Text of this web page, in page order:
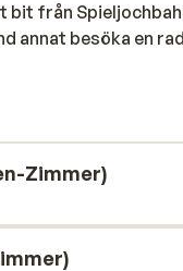
från
annat besöka en
dag i pisten,
är med
Zimmer)